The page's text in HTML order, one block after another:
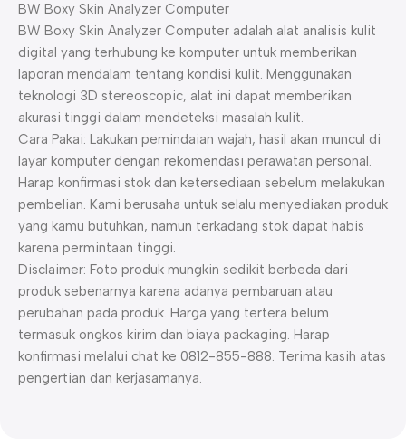
BW Boxy Skin Analyzer Computer
BW Boxy Skin Analyzer Computer adalah alat analisis kulit
digital yang terhubung ke komputer untuk memberikan
laporan mendalam tentang kondisi kulit. Menggunakan
teknologi 3D stereoscopic, alat ini dapat memberikan
akurasi tinggi dalam mendeteksi masalah kulit.
Cara Pakai: Lakukan pemindaian wajah, hasil akan muncul di
layar komputer dengan rekomendasi perawatan personal.
Harap konfirmasi stok dan ketersediaan sebelum melakukan
pembelian. Kami berusaha untuk selalu menyediakan produk
yang kamu butuhkan, namun terkadang stok dapat habis
karena permintaan tinggi.
Disclaimer: Foto produk mungkin sedikit berbeda dari
produk sebenarnya karena adanya pembaruan atau
perubahan pada produk. Harga yang tertera belum
termasuk ongkos kirim dan biaya packaging. Harap
konfirmasi melalui chat ke 0812-855-888. Terima kasih atas
pengertian dan kerjasamanya.